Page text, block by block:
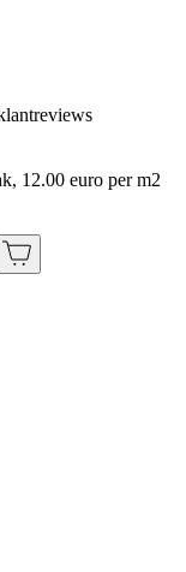
12.00 euro per m2